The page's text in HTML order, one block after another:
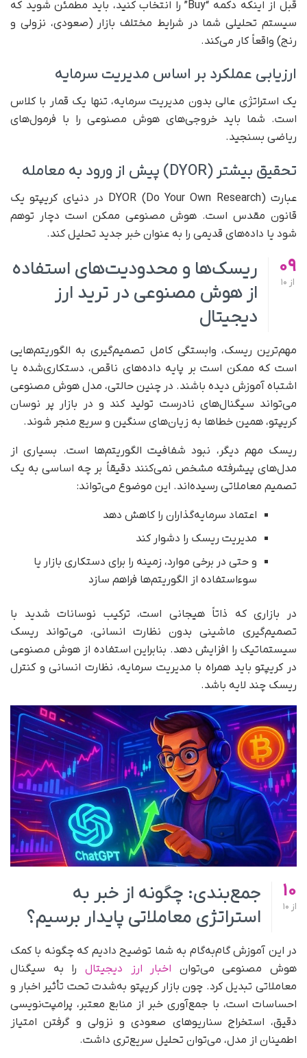
قبل از اینکه دکمه “Buy” را انتخاب کنید، باید مطمئن شوید که
سیستم تحلیلی شما در شرایط مختلف بازار (صعودی، نزولی و
رنج) واقعاً کار می‌کند.
ارزیابی عملکرد بر اساس مدیریت سرمایه
یک استراتژی عالی بدون مدیریت سرمایه، تنها یک قمار با کلاس
است. شما باید خروجی‌های هوش مصنوعی را با فرمول‌های
ریاضی بسنجید.
تحقیق بیشتر (DYOR) پیش از ورود به معامله
عبارت DYOR (Do Your Own Research) در دنیای کریپتو یک
قانون مقدس است. هوش مصنوعی ممکن است دچار توهم
شود یا داده‌های قدیمی را به عنوان خبر جدید تحلیل کند.
09
از
ریسک‌ها و محدودیت‌های استفاده
از هوش مصنوعی در ترید ارز
دیجیتال
مهم‌ترین ریسک، وابستگی کامل تصمیم‌گیری به الگوریتم‌هایی
است که ممکن است بر پایه داده‌های ناقص، دستکاری‌شده یا
اشتباه آموزش دیده باشند. در چنین حالتی، مدل هوش مصنوعی
می‌تواند سیگنال‌های نادرست تولید کند و در بازار پر نوسان
کریپتو، همین خطاها به زیان‌های سنگین و سریع منجر شوند.
ریسک مهم دیگر، نبود شفافیت الگوریتم‌ها است. بسیاری از
مدل‌های پیشرفته مشخص نمی‌کنند دقیقاً بر چه اساسی به یک
تصمیم معاملاتی رسیده‌اند. این موضوع می‌تواند:
اعتماد سرمایه‌گذاران را کاهش دهد
مدیریت ریسک را دشوار کند
و حتی در برخی موارد، زمینه را برای دستکاری بازار یا
سوءاستفاده از الگوریتم‌ها فراهم سازد
در بازاری که ذاتاً هیجانی است، ترکیب نوسانات شدید با
تصمیم‌گیری ماشینی بدون نظارت انسانی، می‌تواند ریسک
سیستماتیک را افزایش دهد. بنابراین استفاده از هوش مصنوعی
در کریپتو باید همراه با مدیریت سرمایه، نظارت انسانی و کنترل
ریسک چند لایه باشد.
10
از
جمع‌بندی: چگونه از خبر به
استراتژی معاملاتی پایدار برسیم؟
در این آموزش گام‌به‌گام به شما توضیح دادیم که چگونه با کمک
هوش مصنوعی می‌توان اخبار ارز دیجیتال را به سیگنال
معاملاتی تبدیل کرد. چون بازار کریپتو به‌شدت تحت تأثیر اخبار و
احساسات است، با جمع‌آوری خبر از منابع معتبر، پرامپت‌نویسی
دقیق، استخراج سناریوهای صعودی و نزولی و گرفتن امتیاز
اطمینان از مدل، می‌توان تحلیل سریع‌تری داشت.